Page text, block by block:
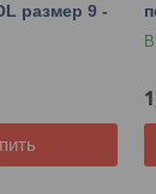
размер 9 -